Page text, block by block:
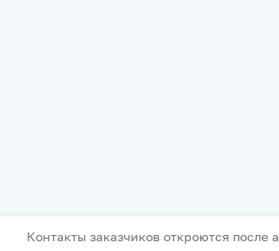
Контакты заказчиков откроются после